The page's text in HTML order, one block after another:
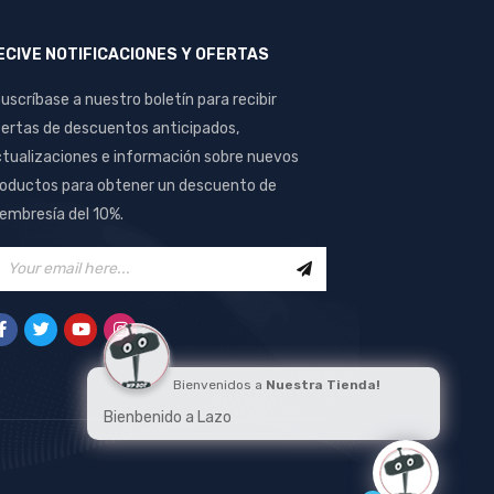
NOTIFICACIONES Y OFERTAS
a nuestro boletín para recibir
de descuentos anticipados,
e información sobre nuevos
para obtener un descuento de
del 10%.
Bienvenidos a Nuestra Tienda!
Bienbenido a Lazo